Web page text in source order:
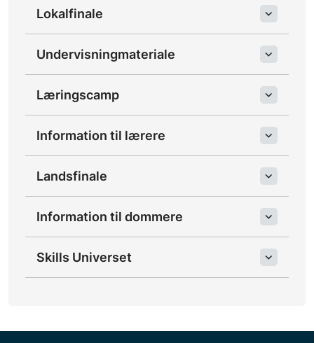
Lokalfinale
Undervisningmateriale
Læringscamp
Information til lærere
Landsfinale
Information til dommere
Skills Universet